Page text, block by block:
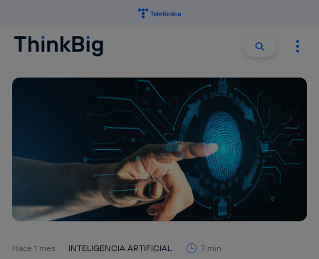
Buscar
Hace 1 mes INTELIGENCIA ARTIFICIAL 7 min